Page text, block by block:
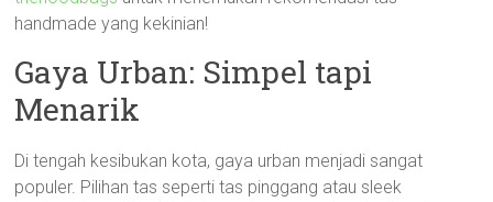
handmade yang kekinian!
Gaya Urban: Simpel tapi
Menarik
Di tengah kesibukan kota, gaya urban menjadi sangat
populer. Pilihan tas seperti tas pinggang atau sleek